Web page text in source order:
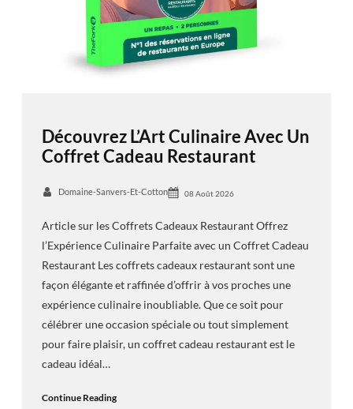
Découvrez L’Art Culinaire Avec Un
Coffret Cadeau Restaurant
Domaine-Sanvers-Et-Cotton 08 Août 2026
Article sur les Coffrets Cadeaux Restaurant Offrez
l’Expérience Culinaire Parfaite avec un Coffret Cadeau
Restaurant Les coffrets cadeaux restaurant sont une
façon élégante et raffinée d’offrir à vos proches une
expérience culinaire inoubliable. Que ce soit pour
célébrer une occasion spéciale ou tout simplement
pour faire plaisir, un coffret cadeau restaurant est le
cadeau idéal…
Continue Reading